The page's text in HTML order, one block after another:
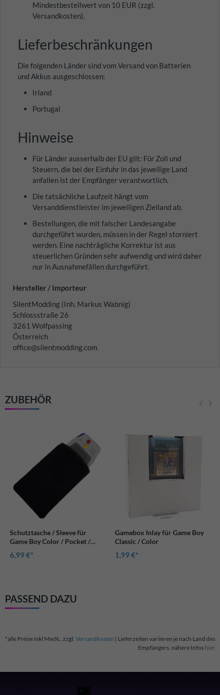
Mindestbestellwert von 10 EUR (zzgl.
Versandkosten).
Lieferbeschränkungen
Die folgenden Länder sind vom Versand von Batterien
und Akkus ausgeschlossen:
Irland
Portugal
Hinweise
Für Länder ausserhalb der EU gilt: Für Zoll und
Steuern, die bei der Einfuhr in das jeweilige Land
anfallen ist der Empfänger verantwortlich.
Die tatsächliche Laufzeit hängt vom
Versanddienstleister im jeweiligen Zielland ab.
Bestellungen, die mit falscher Landesangabe
durchgeführt wurden, müssen in der Regel storniert
werden. Eine nachträgliche Korrektur ist aus
steuerlichen Gründen sehr aufwendig und wird daher
nur in Ausnahmefällen durchgeführt.
Hersteller / Importeur
SilentModding (Inh. Markus Wabnig)
Schlossstraße 26
3261 Wolfpassing
Österreich
office@silentmodding.com
ZUBEHÖR
Schutztasche / Sleeve für
Game Boy Color / Pocket /
6,99 €
Gamebox Inlay für Game Boy
Classic / Color
1,99 €
PASSEND DAZU
*alle Preise inkl MwSt., zzgl. Versandkosten | Lieferzeiten variieren je nach Land des
Empfängers, nähere Infos hier